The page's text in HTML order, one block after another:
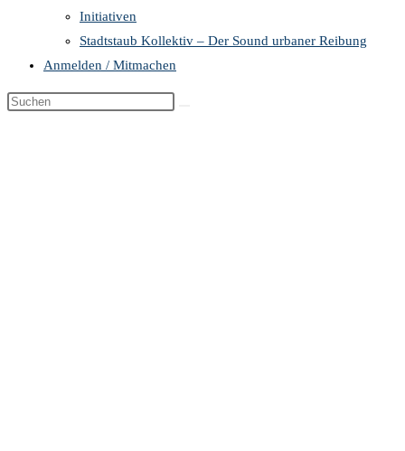
Initiativen
Stadtstaub Kollektiv – Der Sound urbaner Reibung
Anmelden / Mitmachen
Diese